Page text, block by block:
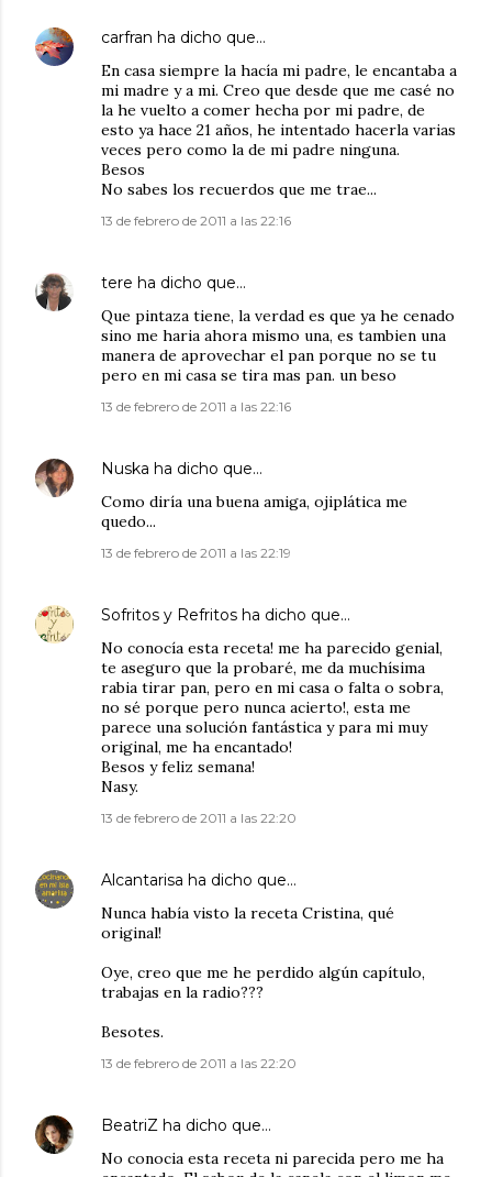
carfran ha dicho que…
En casa siempre la hacía mi padre, le encantaba a
mi madre y a mi. Creo que desde que me casé no
la he vuelto a comer hecha por mi padre, de
esto ya hace 21 años, he intentado hacerla varias
veces pero como la de mi padre ninguna.
Besos
No sabes los recuerdos que me trae...
13 de febrero de 2011 a las 22:16
tere ha dicho que…
Que pintaza tiene, la verdad es que ya he cenado
sino me haria ahora mismo una, es tambien una
manera de aprovechar el pan porque no se tu
pero en mi casa se tira mas pan. un beso
13 de febrero de 2011 a las 22:16
Nuska ha dicho que…
Como diría una buena amiga, ojiplática me
quedo...
13 de febrero de 2011 a las 22:19
Sofritos y Refritos ha dicho que…
No conocía esta receta! me ha parecido genial,
te aseguro que la probaré, me da muchísima
rabia tirar pan, pero en mi casa o falta o sobra,
no sé porque pero nunca acierto!, esta me
parece una solución fantástica y para mi muy
original, me ha encantado!
Besos y feliz semana!
Nasy.
13 de febrero de 2011 a las 22:20
Alcantarisa ha dicho que…
Nunca había visto la receta Cristina, qué
original!
Oye, creo que me he perdido algún capítulo,
trabajas en la radio???
Besotes.
13 de febrero de 2011 a las 22:20
BeatriZ ha dicho que…
No conocia esta receta ni parecida pero me ha